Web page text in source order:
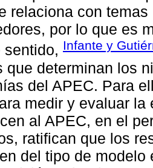
relaciona con
por lo que es
sentido, Infante y
que determinan los
del APEC. Para
medir y evaluar
al APEC, en el
ratifican que los
del tipo de